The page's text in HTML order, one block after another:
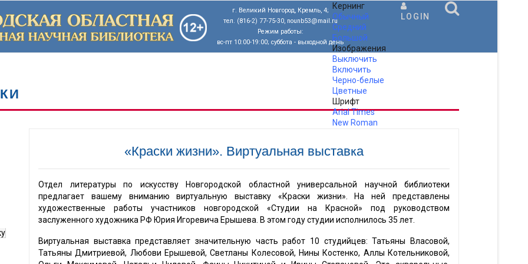
г. Великий Новгород, Кремль, 4;
тел. (816-2) 77-75-30, nounb53@mail.ru
Режим работы:
вс-пт 10:00-19:00; суббота - выходной день
Кернинг
Обычный
Средний
Большой
Изображения
Выключить
Включить
Черно-белые
Цветные
Шрифт
ArialTimes
New Roman
LOGIN
«Краски жизни». Виртуальная выставка
Отдел литературы по искусству Новгородской областной универсальной научной библиотеки
предлагает вашему вниманию виртуальную выставку «Краски жизни». На ней представлены
художественные работы участников новгородской «Студии на Красной» под руководством
заслуженного художника РФ Юрия Игоревича Ерышева. В этом году студии исполнилось 35 лет.
Виртуальная выставка представляет значительную часть работ 10 студийцев: Татьяны Власовой,
Татьяны Дмитриевой, Любови Ерышевой, Светланы Колесовой, Нины Костенко, Аллы Котельниковой,